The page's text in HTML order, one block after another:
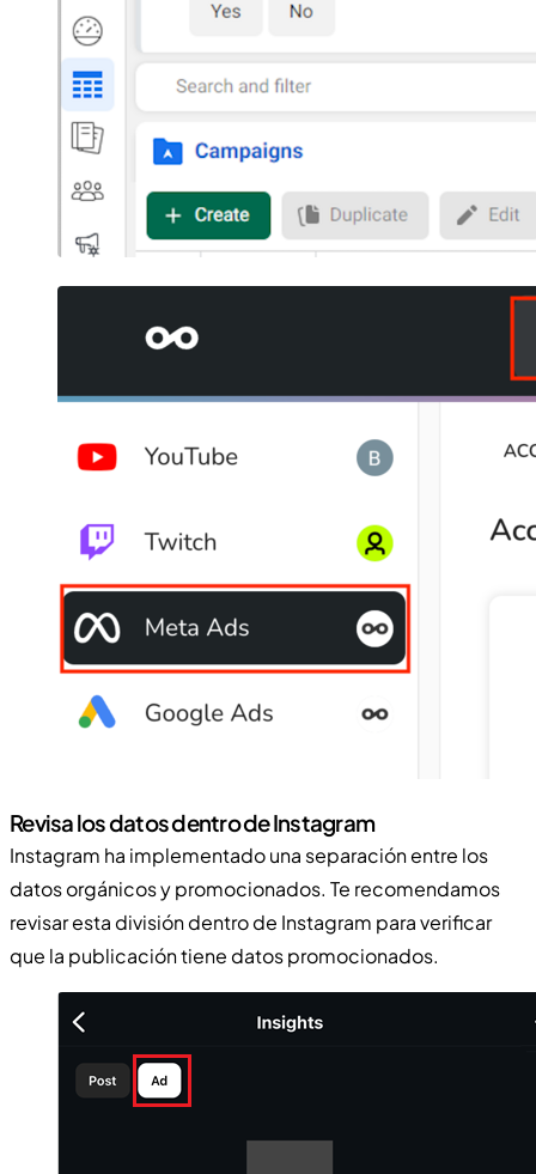
Revisa los datos dentro de Instagram
Instagram ha implementado una separación entre los
datos orgánicos y promocionados. Te recomendamos
revisar esta división dentro de Instagram para verificar
que la publicación tiene datos promocionados.